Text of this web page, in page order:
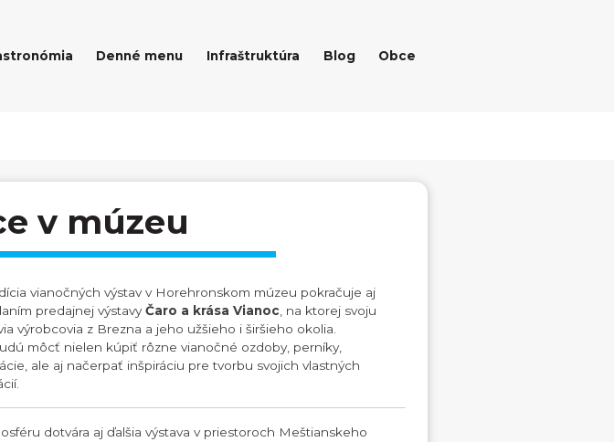
Denné menu Infraštruktúra Blog Obce
v múzeu
vianočných výstav v Horehronskom múzeu pokračuje aj
predajnej výstavyČaro a krása Vianoc , na ktorej svoju
výrobcovia z Brezna a jeho užšieho i širšieho okolia.
môcť nielen kúpiť rôzne vianočné ozdoby, perníky,
ale aj načerpať inšpiráciu pre tvorbu svojich vlastných
dotvára aj ďalšia výstava v priestoroch Meštianskeho